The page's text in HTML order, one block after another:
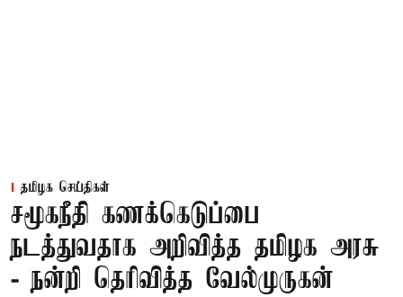
தமிழக செய்திகள்
சமூகநீதி கணக்கெடுப்பை
நடத்துவதாக அறிவித்த தமிழக அரசு
- நன்றி தெரிவித்த வேல்முருகன்